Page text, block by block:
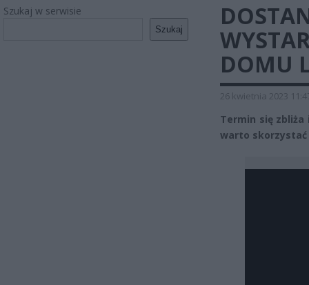
Szukaj w serwisie
Szukaj
DOMU
26 kwietnia 2023
Termin się
warto skorzystać